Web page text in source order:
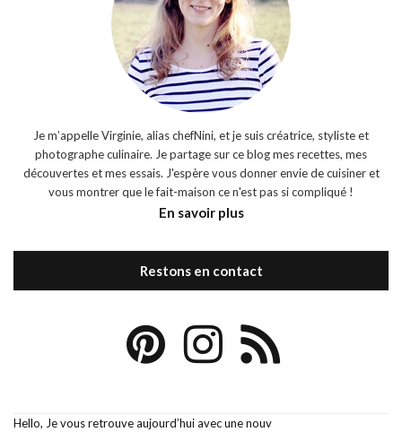
Je m’appelle Virginie, alias chefNini, et je suis créatrice, styliste et
photographe culinaire. Je partage sur ce blog mes recettes, mes
découvertes et mes essais. J'espère vous donner envie de cuisiner et
vous montrer que le fait-maison ce n'est pas si compliqué !
En savoir plus
Restons en contact
Hello, Je vous retrouve aujourd’hui avec une nouv